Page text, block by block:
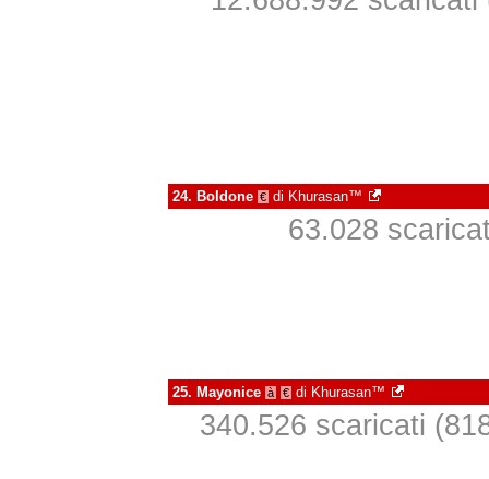
24. Boldone € di Khurasan™
63.028
25. Mayonice à € di Khurasan™
340.526 scaricati